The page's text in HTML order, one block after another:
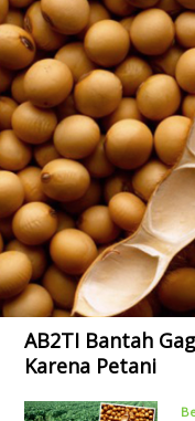
AB2TI Bantah
Karena Petani